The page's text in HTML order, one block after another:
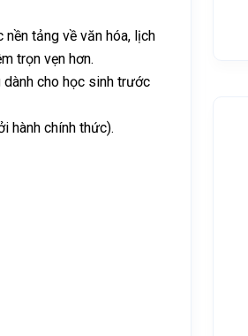
tảng về văn hóa, lịch
trọn vẹn hơn.
cho học sinh trước
hành chính thức).